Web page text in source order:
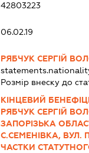
42803223
06.02.19
РЯБЧУК СЕРГІЙ
Розмір внеску до
КІНЦЕВИЙ
РЯБЧУК СЕРГІЙ
ЗАПОРІЗЬКА
С.СЕМЕНІВКА, ВУЛ.
ЧАСТКИ